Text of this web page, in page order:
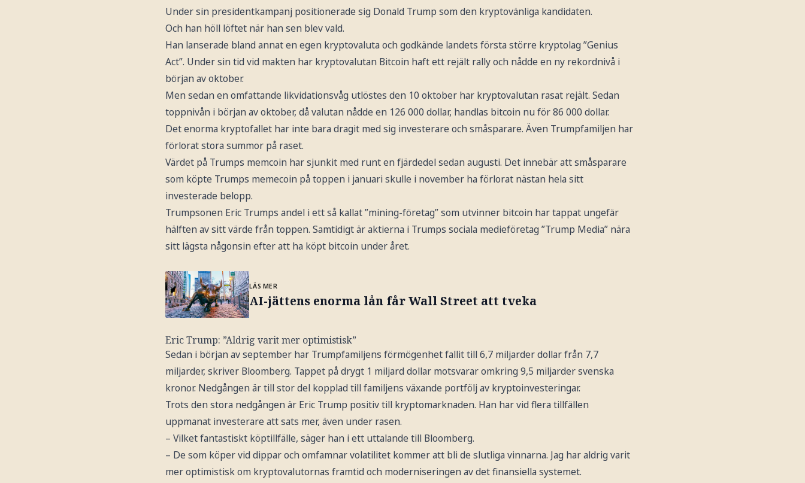
Under sin presidentkampanj positionerade sig Donald Trump som den kryptovänliga kandidaten.
Och han höll löftet när han sen blev vald.
Han lanserade bland annat en egen kryptovaluta och godkände landets första större kryptolag ”Genius
Act”. Under sin tid vid makten har kryptovalutan Bitcoin haft ett rejält rally och nådde en ny rekordnivå i
början av oktober.
Men sedan en omfattande likvidationsvåg utlöstes den 10 oktober har kryptovalutan rasat rejält. Sedan
toppnivån i början av oktober, då valutan nådde en 126 000 dollar, handlas bitcoin nu för 86 000 dollar.
Det enorma kryptofallet har inte bara dragit med sig investerare och småsparare. Även Trumpfamiljen har
förlorat stora summor på raset.
Värdet på Trumps memcoin har sjunkit med runt en fjärdedel sedan augusti. Det innebär att småsparare
som köpte Trumps memecoin på toppen i januari skulle i november ha förlorat nästan hela sitt
investerade belopp.
Trumpsonen Eric Trumps andel i ett så kallat ”mining-företag” som utvinner bitcoin har tappat ungefär
hälften av sitt värde från toppen. Samtidigt är aktierna i Trumps sociala medieföretag ”Trump Media” nära
sitt lägsta någonsin efter att ha köpt bitcoin under året.
LÄS MER
AI-jättens enorma lån får Wall Street att tveka
Eric Trump: ”Aldrig varit mer optimistisk”
Sedan i början av september har Trumpfamiljens förmögenhet fallit till 6,7 miljarder dollar från 7,7
miljarder, skriver Bloomberg. Tappet på drygt 1 miljard dollar motsvarar omkring 9,5 miljarder svenska
kronor. Nedgången är till stor del kopplad till familjens växande portfölj av kryptoinvesteringar.
Trots den stora nedgången är Eric Trump positiv till kryptomarknaden. Han har vid flera tillfällen
uppmanat investerare att sats mer, även under rasen.
– Vilket fantastiskt köptillfälle, säger han i ett uttalande till Bloomberg.
– De som köper vid dippar och omfamnar volatilitet kommer att bli de slutliga vinnarna. Jag har aldrig varit
mer optimistisk om kryptovalutornas framtid och moderniseringen av det finansiella systemet.